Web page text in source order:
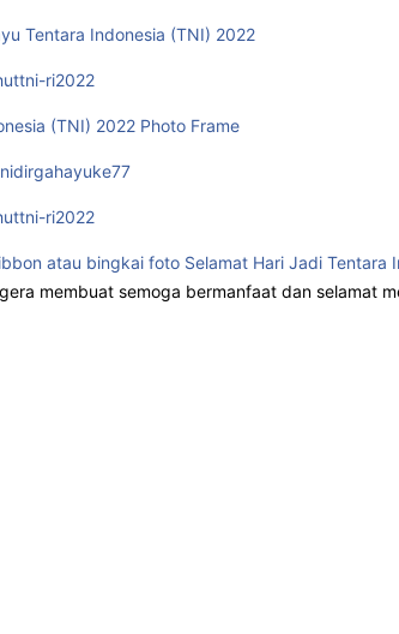
Tentara Indonesia (TNI) 2022
ri2022
(TNI) 2022 Photo Frame
ri2022
atau bingkai foto Selamat Hari Jadi Tentara
membuat semoga bermanfaat dan selamat